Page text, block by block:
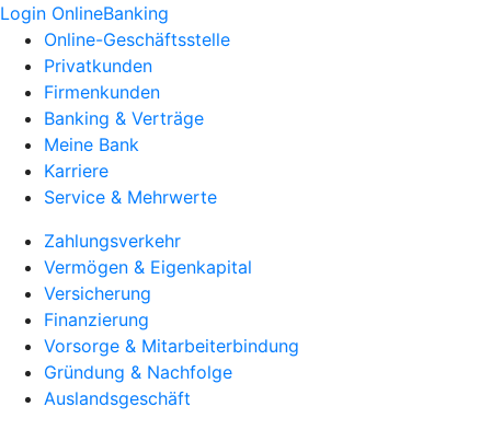
Login OnlineBanking
Online-Geschäftsstelle
Privatkunden
Firmenkunden
Banking & Verträge
Meine Bank
Karriere
Service & Mehrwerte
Zahlungsverkehr
Vermögen & Eigenkapital
Versicherung
Finanzierung
Vorsorge & Mitarbeiterbindung
Gründung & Nachfolge
Auslandsgeschäft